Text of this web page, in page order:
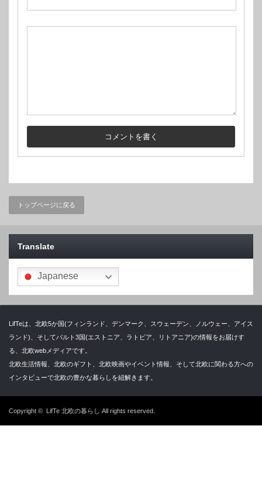
トップページに戻る
Translate
Japanese
LifTeは、北欧5か国(フィンランド、デンマーク、スウェーデン、ノルウェー、アイス
ランド)、そしてバルト3国(エストニア、ラトビア、リトアニア)の情報をお届けす
る、北欧webメディアです。
北欧生活情報、北欧のギフト、北欧映画やイベント情報、そして北欧に関わる方への
インタビューで北欧の豊かな暮らしを紐解きます。
Copyright © LifTe 北欧の暮らし All rights reserved.